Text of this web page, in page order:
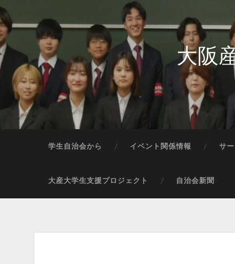
大阪
学生自治会から イベント関係情報 サ
大産大学生支援プロジェクト 自治会新聞